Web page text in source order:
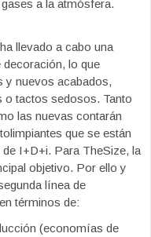
a la atmósfera.
llevado a cabo una
lo que
y nuevos acabados,
o tactos sedosos. Tanto
las nuevas contarán
que se están
I+D+i. Para TheSize, la
objetivo. Por ello y
línea de
términos de:
(economías de